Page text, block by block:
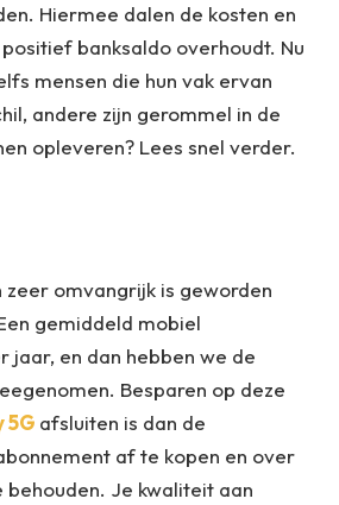
Hiermee dalen de kosten en
banksaldo overhoudt. Nu
mensen die hun vak ervan
andere zijn gerommel in de
opleveren? Lees snel verder.
omvangrijk is geworden
gemiddeld mobiel
jaar, en dan hebben we de
Besparen op deze
5G afsluiten is dan de
af te kopen en over
Je kwaliteit aan